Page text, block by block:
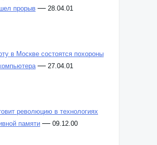
прорыв — 28.04.01
в Москве состоятся похороны
— 27.04.01
революцию в технологиях
памяти — 09.12.00